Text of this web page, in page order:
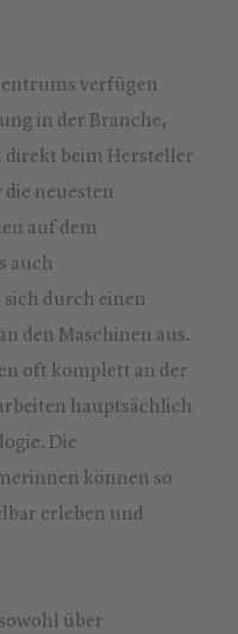
verfügen
in der Branche,
beim Hersteller
neuesten
auf dem
auch
durch einen
den Maschinen aus.
oft komplett an der
hauptsächlich
Die
können so
erleben und
über